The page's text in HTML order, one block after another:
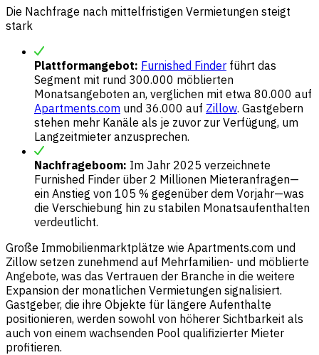
Die Nachfrage nach mittelfristigen Vermietungen steigt
stark
Plattformangebot: Furnished Finder führt das
Segment mit rund 300.000 möblierten
Monatsangeboten an, verglichen mit etwa 80.000 auf
Apartments.com und 36.000 auf Zillow. Gastgebern
stehen mehr Kanäle als je zuvor zur Verfügung, um
Langzeitmieter anzusprechen.
Nachfrageboom: Im Jahr 2025 verzeichnete
Furnished Finder über 2 Millionen Mieteranfragen—
ein Anstieg von 105 % gegenüber dem Vorjahr—was
die Verschiebung hin zu stabilen Monatsaufenthalten
verdeutlicht.
Große Immobilienmarktplätze wie Apartments.com und
Zillow setzen zunehmend auf Mehrfamilien- und möblierte
Angebote, was das Vertrauen der Branche in die weitere
Expansion der monatlichen Vermietungen signalisiert.
Gastgeber, die ihre Objekte für längere Aufenthalte
positionieren, werden sowohl von höherer Sichtbarkeit als
auch von einem wachsenden Pool qualifizierter Mieter
profitieren.